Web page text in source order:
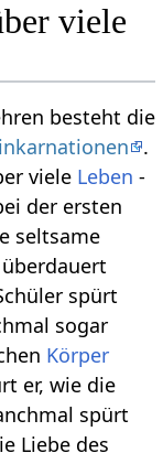
viele
besteht die
.
viele Leben -
der ersten
seltsame
spürt
sogar
Körper
er, wie die
spürt
Liebe des